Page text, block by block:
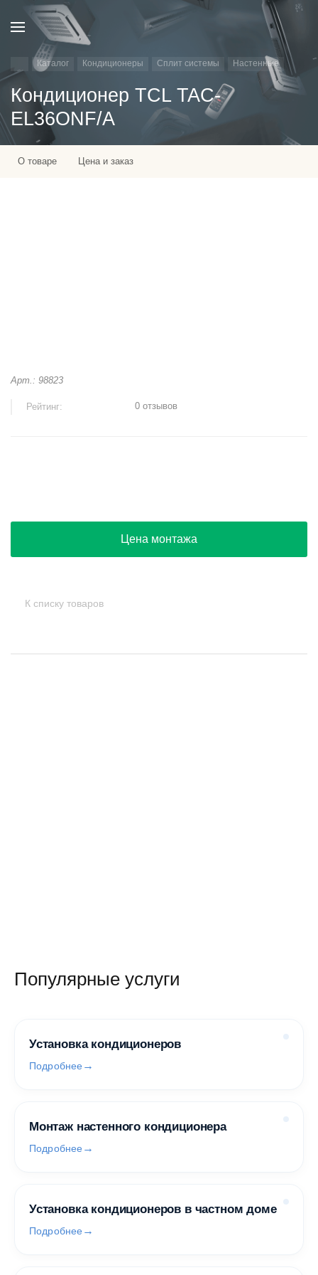
Каталог Кондиционеры Сплит системы Настенные
Кондиционер TCL TAC-
EL36ONF/A
О товаре Цена и заказ
Арт.: 98823
Рейтинг: 0 отзывов
Цена монтажа
К списку товаров
Популярные услуги
Установка кондиционеров
Подробнее
Монтаж настенного кондиционера
Подробнее
Установка кондиционеров в частном доме
Подробнее